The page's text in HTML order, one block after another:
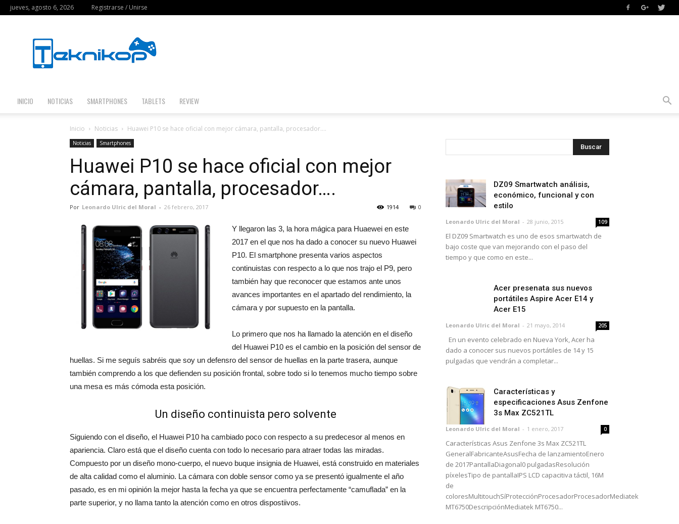
jueves, agosto 6, 2026 Registrarse / Unirse
INICIO NOTICIAS SMARTPHONES TABLETS REVIEW
Inicio Noticias Huawei P10 se hace oficial con mejor cámara, pantalla, procesador….
Noticias Smartphones
Huawei P10 se hace oficial con mejor
cámara, pantalla, procesador….
Por Leonardo Ulric del Moral - 26 febrero, 2017 0
1914
Y llegaron las 3, la hora mágica para Huaewei en este
2017 en el que nos ha dado a conocer su nuevo Huawei
P10. El smartphone presenta varios aspectos
continuistas con respecto a lo que nos trajo el P9, pero
también hay que reconocer que estamos ante unos
avances importantes en el apartado del rendimiento, la
cámara y por supuesto en la pantalla.
Lo primero que nos ha llamado la atención en el diseño
del Huawei P10 es el cambio en la posición del sensor de
huellas. Si me seguís sabréis que soy un defensro del sensor de huellas en la parte trasera, aunque
también comprendo a los que defienden su posición frontal, sobre todo si lo tenemos mucho tiempo sobre
una mesa es más cómoda esta posición.
Un diseño continuista pero solvente
Siguiendo con el diseño, el Huawei P10 ha cambiado poco con respecto a su predecesor al menos en
apariencia. Claro está que el diseño cuenta con todo lo necesario para atraer todas las miradas.
Compuesto por un diseño mono-cuerpo, el nuevo buque insignia de Huawei, está construido en materiales
de alta calidad como el aluminio. La cámara con doble sensor como ya se presentó igualmente el año
pasado, es en mi opinión la mejor hasta la fecha ya que se encuentra perfectamente “camuflada” en la
parte superior, y no llama tanto la atención como en otros dispostiivos.
DZ09 Smartwatch análisis,
económico, funcional y con
estilo
Leonardo Ulric del Moral - 28 junio, 2015 109
El DZ09 Smartwatch es uno de esos smartwatch de
bajo coste que van mejorando con el paso del
tiempo y que como en este...
Acer presenata sus nuevos
portátiles Aspire Acer E14 y
Acer E15
Leonardo Ulric del Moral - 21 mayo, 2014 205
En un evento celebrado en Nueva York, Acer ha
dado a conocer sus nuevos portátiles de 14 y 15
pulgadas que vendrán a completar...
Características y
especificaciones Asus Zenfone
3s Max ZC521TL
Leonardo Ulric del Moral - 1 enero, 2017 0
Características Asus Zenfone 3s Max ZC521TL
GeneralFabricanteAsusFecha de lanzamientoEnero
de 2017PantallaDiagonal0 pulgadasResolución
píxelesTipo de pantallaIPS LCD capacitiva táctil, 16M
de
coloresMultitouchSíProtecciónProcesadorProcesadorMediatek
MT6750DescripciónMediatek MT6750...